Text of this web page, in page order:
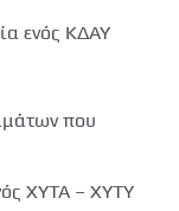
ενός ΚΔΑΥ
που
ΧΥΤΑ – ΧΥΤΥ